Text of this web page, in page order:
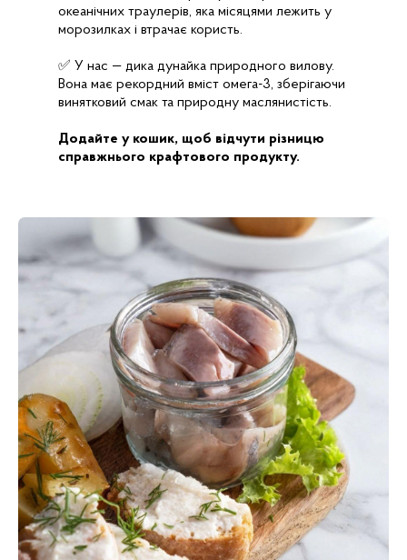
океанічних траулерів, яка місяцями лежить у
морозилках і втрачає користь.
✅ У нас — дика дунайка природного вилову.
Вона має рекордний вміст омега-3, зберігаючи
винятковий смак та природну маслянистість.
Додайте у кошик, щоб відчути різницю
справжнього крафтового продукту.